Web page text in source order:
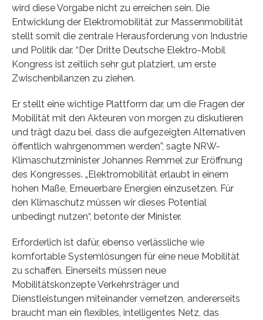
wird diese Vorgabe nicht zu erreichen sein. Die
Entwicklung der Elektromobilität zur Massenmobilität
stellt somit die zentrale Herausforderung von Industrie
und Politik dar. “Der Dritte Deutsche Elektro-Mobil
Kongress ist zeitlich sehr gut platziert, um erste
Zwischenbilanzen zu ziehen.
Er stellt eine wichtige Plattform dar, um die Fragen der
Mobilität mit den Akteuren von morgen zu diskutieren
und trägt dazu bei, dass die aufgezeigten Alternativen
öffentlich wahrgenommen werden”, sagte NRW-
Klimaschutzminister Johannes Remmel zur Eröffnung
des Kongresses. „Elektromobilität erlaubt in einem
hohen Maße, Erneuerbare Energien einzusetzen. Für
den Klimaschutz müssen wir dieses Potential
unbedingt nutzen“, betonte der Minister.
Erforderlich ist dafür, ebenso verlässliche wie
komfortable Systemlösungen für eine neue Mobilität
zu schaffen. Einerseits müssen neue
Mobilitätskonzepte Verkehrsträger und
Dienstleistungen miteinander vernetzen, andererseits
braucht man ein flexibles, intelligentes Netz, das